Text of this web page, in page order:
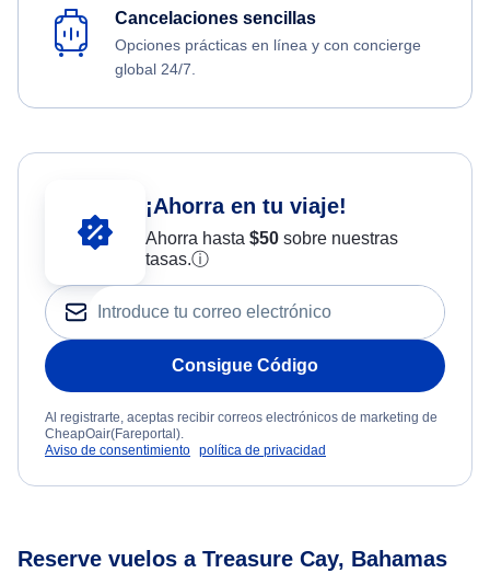
Cancelaciones sencillas
Opciones prácticas en línea y con concierge
global 24/7.
¡Ahorra en tu viaje!
Ahorra hasta $50sobre nuestras
tasas.ⓘ
Consigue Código
Al registrarte, aceptas recibir correos electrónicos de marketing de
CheapOair(Fareportal).
Aviso de consentimiento política de privacidad
Reserve vuelos a Treasure Cay, Bahamas